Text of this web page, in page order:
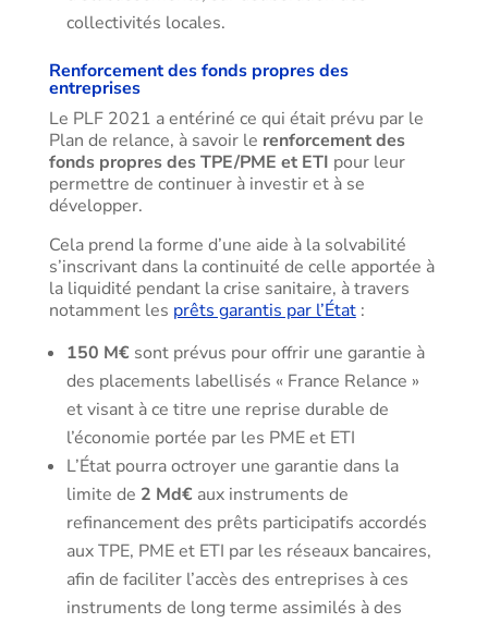
collectivités locales.
Renforcement des fonds propres des
entreprises
Le PLF 2021 a entériné ce qui était prévu par le
Plan de relance, à savoir le renforcement des
fonds propres des TPE/PME et ETI pour leur
permettre de continuer à investir et à se
développer.
Cela prend la forme d’une aide à la solvabilité
s’inscrivant dans la continuité de celle apportée à
la liquidité pendant la crise sanitaire, à travers
notamment les prêts garantis par l’État:
150 M€sont prévus pour offrir une garantie à
des placements labellisés « France Relance »
et visant à ce titre une reprise durable de
l’économie portée par les PME et ETI
L’État pourra octroyer une garantie dans la
limite de 2 Md€aux instruments de
refinancement des prêts participatifs accordés
aux TPE, PME et ETI par les réseaux bancaires,
afin de faciliter l’accès des entreprises à ces
instruments de long terme assimilés à des